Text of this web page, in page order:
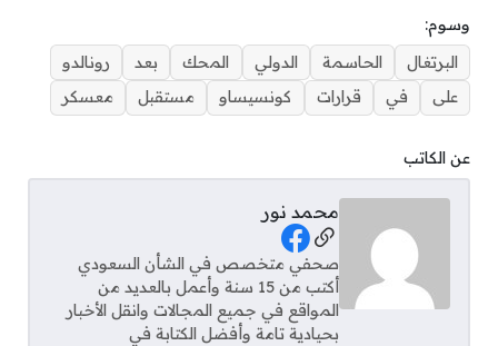
وسوم:
البرتغال
الحاسمة الدولي المحك بعد
رونالدو
على
في قرارات كونسيساو مستقبل معسكر
عن الكاتب
محمد نور
Social Links
صحفي متخصص في الشأن السعودي
أكتب من 15 سنة وأعمل بالعديد من
المواقع في جميع المجالات وانقل الأخبار
بحيادية تامة وأفضل الكتابة في